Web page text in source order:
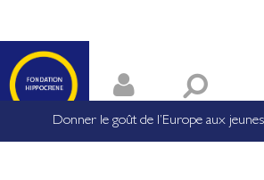
Donner le goût de l’Europe aux